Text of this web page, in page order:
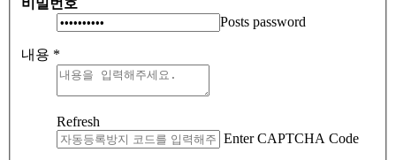
Posts password
내용 *
Refresh
Enter CAPTCHA Code